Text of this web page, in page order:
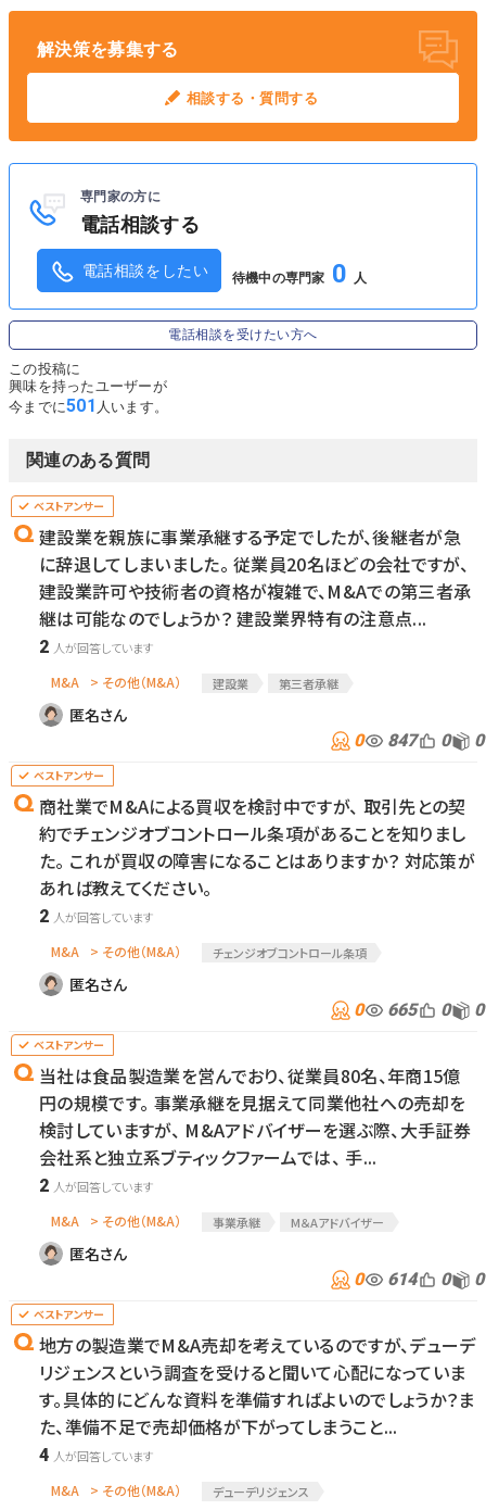
解決策を募集する
相談する・質問する
専門家の方に
電話相談する
電話相談をしたい 待機中の専門家 0 人
電話相談を受けたい方へ
この投稿に
興味を持ったユーザーが
今までに501 人います。
関連のある質問
建設業を親族に事業承継する予定でしたが、後継者が急
に辞退してしまいました。 従業員20名ほどの会社ですが、
建設業許可や技術者の資格が複雑で、M&Aでの第三者承
継は可能なのでしょうか？ 建設業界特有の注意点...
2
M&A > その他（M&A） 建設業 第三者承継
匿名さん
0 847 0 0
商社業でM&Aによる買収を検討中ですが、 取引先との契
約でチェンジオブコントロール条項があることを知りまし
た。 これが買収の障害になることはありますか？ 対応策が
あれば教えてください。
2
M&A > その他（M&A） チェンジオブコントロール条項
匿名さん
0 665 0 0
当社は食品製造業を営んでおり、従業員80名、年商15億
円の規模です。 事業承継を見据えて同業他社への売却を
検討していますが、 M&Aアドバイザーを選ぶ際、大手証券
会社系と独立系ブティックファームでは、 手...
2
M&A > その他（M&A） 事業承継 M＆Aアドバイザー
匿名さん
0 614 0 0
地方の製造業でM&A売却を考えているのですが、デューデ
リジェンスという調査を受けると聞いて心配になっていま
す。具体的にどんな資料を準備すればよいのでしょうか？ま
た、準備不足で売却価格が下がってしまうこと...
4
M&A > その他（M&A） デューデリジェンス